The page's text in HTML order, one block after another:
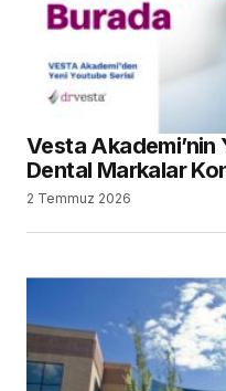
Vesta Akademi’nin
Dental Markalar
2 Temmuz 2026